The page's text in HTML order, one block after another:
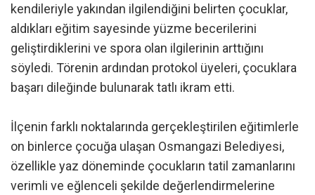
kendileriyle yakından ilgilendiğini belirten çocuklar,
aldıkları eğitim sayesinde yüzme becerilerini
geliştirdiklerini ve spora olan ilgilerinin arttığını
söyledi. Törenin ardından protokol üyeleri, çocuklara
başarı dileğinde bulunarak tatlı ikram etti.
İlçenin farklı noktalarında gerçekleştirilen eğitimlerle
on binlerce çocuğa ulaşan Osmangazi Belediyesi,
özellikle yaz döneminde çocukların tatil zamanlarını
verimli ve eğlenceli şekilde değerlendirmelerine